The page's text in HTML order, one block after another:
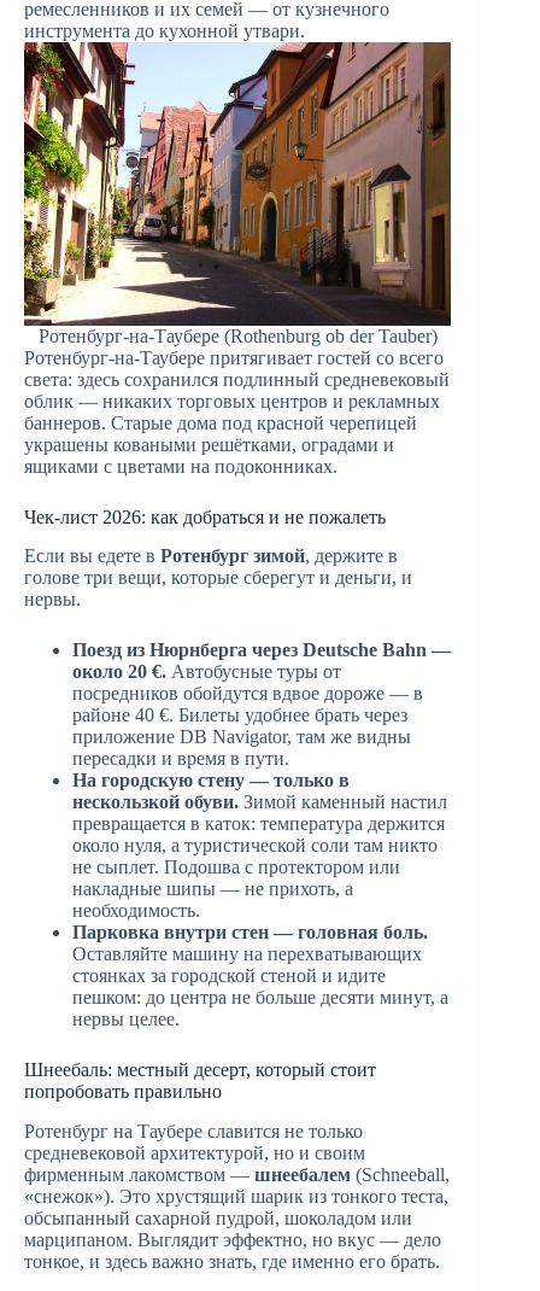
ремесленников и их семей — от кузнечного
инструмента до кухонной утвари.
Ротенбург-на-Таубере (Rothenburg ob der Tauber)
Ротенбург-на-Таубере притягивает гостей со всего
света: здесь сохранился подлинный средневековый
облик — никаких торговых центров и рекламных
баннеров. Старые дома под красной черепицей
украшены коваными решётками, оградами и
ящиками с цветами на подоконниках.
Чек-лист 2026: как добраться и не пожалеть
Если вы едете в Ротенбург зимой, держите в
голове три вещи, которые сберегут и деньги, и
нервы.
Поезд из Нюрнберга через Deutsche Bahn —
около 20 €. Автобусные туры от
посредников обойдутся вдвое дороже — в
районе 40 €. Билеты удобнее брать через
приложение DB Navigator, там же видны
пересадки и время в пути.
На городскую стену — только в
нескользкой обуви. Зимой каменный настил
превращается в каток: температура держится
около нуля, а туристической соли там никто
не сыплет. Подошва с протектором или
накладные шипы — не прихоть, а
необходимость.
Парковка внутри стен — головная боль.
Оставляйте машину на перехватывающих
стоянках за городской стеной и идите
пешком: до центра не больше десяти минут, а
нервы целее.
Шнеебаль: местный десерт, который стоит
попробовать правильно
Ротенбург на Таубере славится не только
средневековой архитектурой, но и своим
фирменным лакомством — шнеебалем (Schneeball,
«снежок»). Это хрустящий шарик из тонкого теста,
обсыпанный сахарной пудрой, шоколадом или
марципаном. Выглядит эффектно, но вкус — дело
тонкое, и здесь важно знать, где именно его брать.